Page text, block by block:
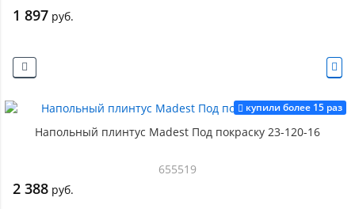
1 897 руб.
купили более 15 раз
Напольный плинтус Madest Под покраску 23-120-16
655519
2 388 руб.